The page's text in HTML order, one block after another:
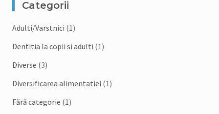
Categorii
Adulti/Varstnici (1)
Dentitia la copii si adulti (1)
Diverse (3)
Diversificarea alimentatiei (1)
Fără categorie (1)